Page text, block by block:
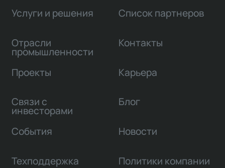
Услуги и решения
Отрасли
промышленности
Проекты
Связи с
инвесторами
Список партнеров
Контакты
Карьера
Блог
События Новости
Техподдержка Политики компании